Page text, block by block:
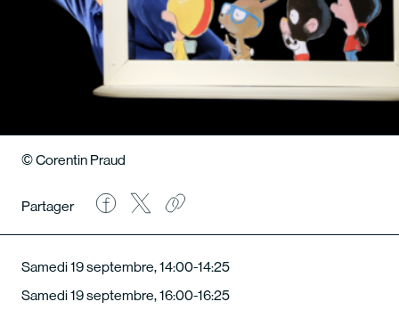
© Corentin Praud
Partager
Samedi 19 septembre, 14:00-14:25
Samedi 19 septembre, 16:00-16:25